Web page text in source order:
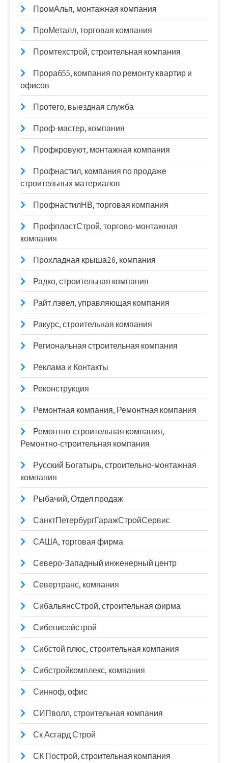
ПромАльп, монтажная компания
ПроМеталл, торговая компания
Промтехстрой, строительная компания
Прораб55, компания по ремонту квартир и
офисов
Протего, выездная служба
Проф-мастер, компания
Профкровуют, монтажная компания
Профнастил, компания по продаже
строительных материалов
ПрофнастилНВ, торговая компания
ПрофпластСтрой, торгово-монтажная
компания
Прохладная крыша26, компания
Радко, строительная компания
Райт лэвел, управляющая компания
Ракурс, строительная компания
Региональная строительная компания
Реклама и Контакты
Реконструкция
Ремонтная компания, Ремонтная компания
Ремонтно-строительная компания,
Ремонтно-строительная компания
Русский Богатырь, строительно-монтажная
компания
Рыбачий, Отдел продаж
СанктПетербургГаражСтройСервис
САША, торговая фирма
Северо-Западный инженерный центр
Севертранс, компания
СибальянсСтрой, строительная фирма
Сибенисейстрой
Сибстой плюс, строительная компания
Сибстройкомплекс, компания
Синноф, офис
СИПволл, строительная компания
Ск Асгард Строй
СК Построй, строительная компания